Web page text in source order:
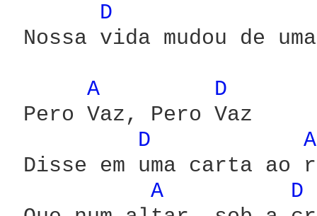
D
Nossa vida mudou de
A
D
Pero Vaz, Pero Vaz
D
Disse em uma carta ao
A
D